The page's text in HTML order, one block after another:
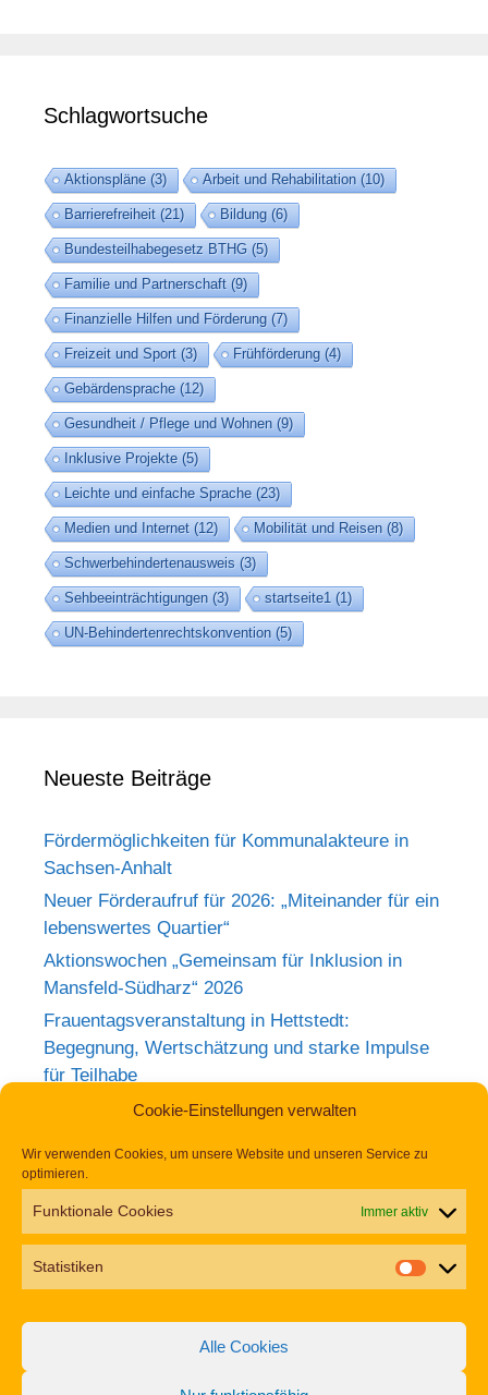
Cookie-Einstellungen verwalten
Wir verwenden Cookies, um unsere Website und unseren Service zu
optimieren.
Funktionale Cookies Immer aktiv
Statistiken
Alle Cookies
Schlagwortsuche
Aktionspläne (3) Arbeit und Rehabilitation (10)
Barrierefreiheit (21) Bildung (6)
Bundesteilhabegesetz BTHG (5)
Familie und Partnerschaft (9)
Finanzielle Hilfen und Förderung (7)
Freizeit und Sport (3) Frühförderung (4)
Gebärdensprache (12)
Gesundheit / Pflege und Wohnen (9)
Inklusive Projekte (5)
Leichte und einfache Sprache (23)
Medien und Internet (12) Mobilität und Reisen (8)
Schwerbehindertenausweis (3)
Sehbeeinträchtigungen (3) startseite1 (1)
UN-Behindertenrechtskonvention (5)
Neueste Beiträge
Fördermöglichkeiten für Kommunalakteure in
Sachsen-Anhalt
Neuer Förderaufruf für 2026: „Miteinander für ein
lebenswertes Quartier“
Aktionswochen „Gemeinsam für Inklusion in
Mansfeld-Südharz“ 2026
Frauentagsveranstaltung in Hettstedt:
Begegnung, Wertschätzung und starke Impulse
für Teilhabe
Rückblick zum Weltkrebstag im Europa-
Tag der Begegnung 2026 – Jetzt anmelden und
dabei sein!
Aufruf zu den Aktionswochen „Gemeinsam für